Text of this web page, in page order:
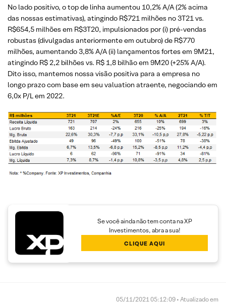
No lado positivo, o top de linha aumentou 10,2% A/A (2% acima
das nossas estimativas), atingindo R$721 milhões no 3T21 vs.
R$654,5 milhões em R$3T20, impulsionados por (i) pré-vendas
robustas (divulgadas anteriormente em outubro) de R$770
milhões, aumentando 3,8% A/A (ii) lançamentos fortes em 9M21,
atingindo R$ 2,2 bilhões vs. R$ 1,8 bilhão em 9M20 (+25% A/A).
Dito isso, mantemos nossa visão positiva para a empresa no
longo prazo com base em seu valuation atraente, negociando em
6,0x P/L em 2022.
Se você ainda não tem conta na XP
Investimentos, abra a sua!
CLIQUE AQUI
05/11/2021 05:12:09 • Atualizado em